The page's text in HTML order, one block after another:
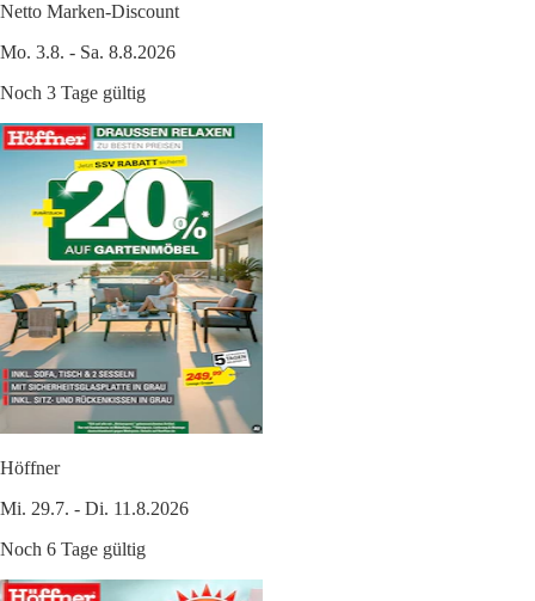
Netto Marken-Discount
Mo. 3.8. - Sa. 8.8.2026
Noch 3 Tage gültig
Höffner
Mi. 29.7. - Di. 11.8.2026
Noch 6 Tage gültig